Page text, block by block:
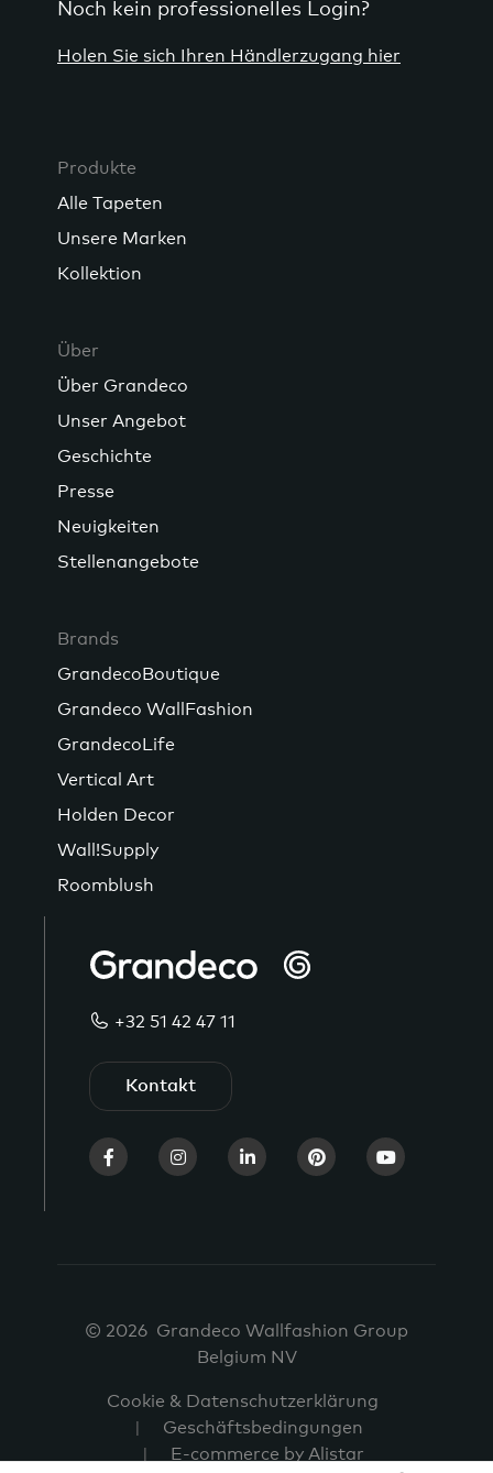
Noch kein professionelles Login?
Holen Sie sich Ihren Händlerzugang hier
Produkte
Alle Tapeten
Unsere Marken
Kollektion
Über
Über Grandeco
Unser Angebot
Geschichte
Presse
Neuigkeiten
Stellenangebote
Brands
GrandecoBoutique
Grandeco WallFashion
GrandecoLife
Vertical Art
Holden Decor
Wall!Supply
Roomblush
+32 51 42 47 11
Kontakt
© 2026 Grandeco Wallfashion Group
Belgium NV
Cookie & Datenschutzerklärung
Geschäftsbedingungen
E-commerce by Alistar